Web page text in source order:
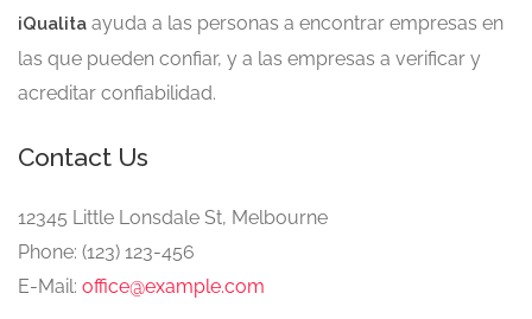
iQualita ayuda a las personas a encontrar empresas en
las que pueden confiar, y a las empresas a verificar y
acreditar confiabilidad.
Contact Us
12345 Little Lonsdale St, Melbourne
Phone: (123) 123-456
E-Mail: office@example.com